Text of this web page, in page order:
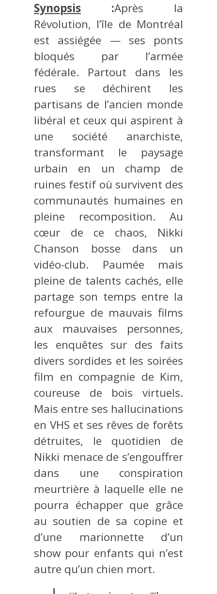
Synopsis :Après la
Révolution, l’île de Montréal
est assiégée — ses ponts
bloqués par l’armée
fédérale. Partout dans les
rues se déchirent les
partisans de l’ancien monde
libéral et ceux qui aspirent à
une société anarchiste,
transformant le paysage
urbain en un champ de
ruines festif où survivent des
communautés humaines en
pleine recomposition. Au
cœur de ce chaos, Nikki
Chanson bosse dans un
vidéo-club. Paumée mais
pleine de talents cachés, elle
partage son temps entre la
refourgue de mauvais films
aux mauvaises personnes,
les enquêtes sur des faits
divers sordides et les soirées
film en compagnie de Kim,
coureuse de bois virtuels.
Mais entre ses hallucinations
en VHS et ses rêves de forêts
détruites, le quotidien de
Nikki menace de s’engouffrer
dans une conspiration
meurtrière à laquelle elle ne
pourra échapper que grâce
au soutien de sa copine et
d’une marionnette d’un
show pour enfants qui n’est
autre qu’un chien mort.